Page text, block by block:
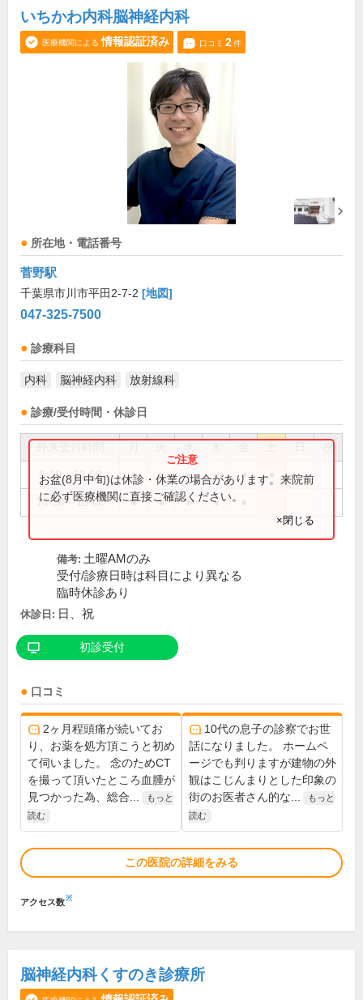
いちかわ内科脳神経内科
医療機関による 情報認証済み 口コミ 2件
所在地・電話番号
菅野駅
千葉県市川市平田2-7-2 [地図]
047-325-7500
診療科目
内科 脳神経内科 放射線科
診療/受付時間・休診日
8:30～12:00 ● ● ● ● ●
14:30～18:00 ● ● ● ●
お盆(8月中旬)は休診・休業の場合があります。来院前
に必ず医療機関に直接ご確認ください。
×閉じる
備考: 土曜AMのみ
受付/診療日時は科目により異なる
臨時休診あり
休診日: 日、祝
初診受付
口コミ
2ヶ月程頭痛が続いてお
り、お薬を処方頂こうと初め
て伺いました。 念のためCT
を撮って頂いたところ血腫が
見つかった為、総合...
もっと
読む
10代の息子の診察でお世
話になりました。 ホームペ
ージでも判りますが建物の外
観はこじんまりとした印象の
街のお医者さん的な...
もっと
読む
この医院の詳細をみる
アクセス数※
脳神経内科くすのき診療所